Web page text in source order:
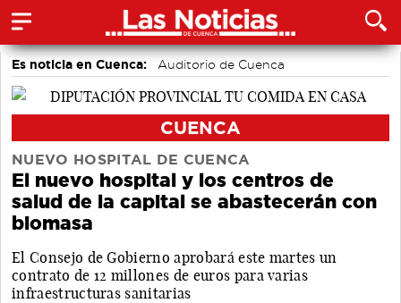
Es noticia en Cuenca: Auditorio de Cuenca
CUENCA
NUEVO HOSPITAL DE CUENCA
El nuevo hospital y los centros de
salud de la capital se abastecerán con
biomasa
El Consejo de Gobierno aprobará este martes un
contrato de 12 millones de euros para varias
infraestructuras sanitarias